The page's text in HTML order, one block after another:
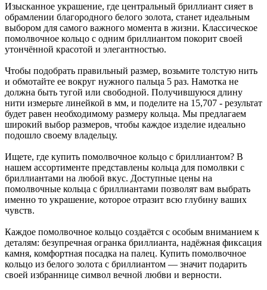
Изысканное украшение, где центральный бриллиант сияет в
обрамлении благородного белого золота, станет идеальным
выбором для самого важного момента в жизни. Классическое
помолвочное кольцо с одним бриллиантом покорит своей
утончённой красотой и элегантностью.
Чтобы подобрать правильный размер, возьмите толстую нить
и обмотайте ее вокруг нужного пальца 5 раз. Намотка не
должна быть тугой или свободной. Получившуюся длину
нити измерьте линейкой в мм, и поделите на 15,707 - результат
будет равен необходимому размеру кольца. Мы предлагаем
широкий выбор размеров, чтобы каждое изделие идеально
подошло своему владельцу.
Ищете, где купить помолвочное кольцо с бриллиантом? В
нашем ассортименте представлены кольца для помолвки с
бриллиантами на любой вкус. Доступные цены на
помолвочные кольца с бриллиантами позволят вам выбрать
именно то украшение, которое отразит всю глубину ваших
чувств.
Каждое помолвочное кольцо создаётся с особым вниманием к
деталям: безупречная огранка бриллианта, надёжная фиксация
камня, комфортная посадка на палец. Купить помолвочное
кольцо из белого золота с бриллиантом — значит подарить
своей избраннице символ вечной любви и верности.